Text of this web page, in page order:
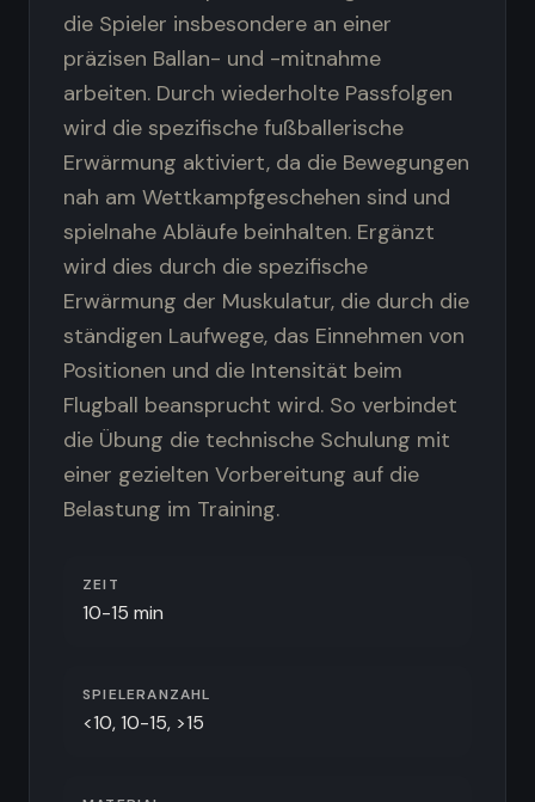
die Spieler insbesondere an einer
präzisen Ballan- und -mitnahme
arbeiten. Durch wiederholte Passfolgen
wird die spezifische fußballerische
Erwärmung aktiviert, da die Bewegungen
nah am Wettkampfgeschehen sind und
spielnahe Abläufe beinhalten. Ergänzt
wird dies durch die spezifische
Erwärmung der Muskulatur, die durch die
ständigen Laufwege, das Einnehmen von
Positionen und die Intensität beim
Flugball beansprucht wird. So verbindet
die Übung die technische Schulung mit
einer gezielten Vorbereitung auf die
Belastung im Training.
ZEIT
10-15 min
SPIELERANZAHL
<10, 10-15, >15